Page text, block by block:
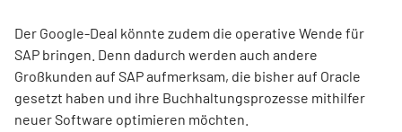
Der Google-Deal könnte zudem die operative Wende für
SAP bringen. Denn dadurch werden auch andere
Großkunden auf SAP aufmerksam, die bisher auf Oracle
gesetzt haben und ihre Buchhaltungsprozesse mithilfer
neuer Software optimieren möchten.